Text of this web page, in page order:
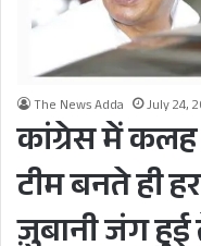
The News Adda July 24,
कांग्रेस में कलह
टीम बनते ही